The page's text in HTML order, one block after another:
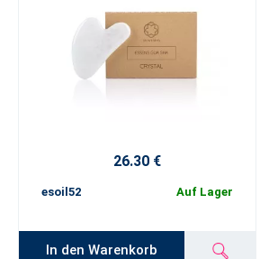
26.30 €
esoil52 Auf Lager
In den Warenkorb